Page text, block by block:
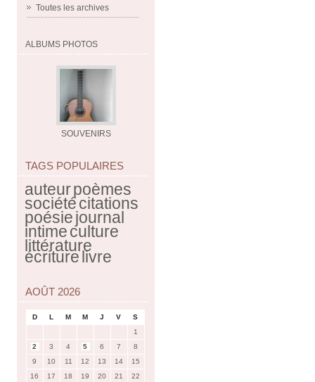
Toutes les archives
ALBUMS PHOTOS
SOUVENIRS
TAGS POPULAIRES
auteurpoèmes
sociétécitations
poésiejournal
intimeculture
littérature
écriturelivre
AOÛT 2026
D L M M J V
S
1
2
3 4 5 6 7
8
9
10 11 12 13 14
15
16
17 18 19 20 21
22